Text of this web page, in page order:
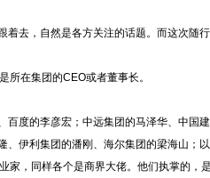
着去，自然是各方关注的话题。而这次随
所在集团的CEO或者董事长。
百度的李彦宏；中远集团的马泽华、中
、伊利集团的潘刚、海尔集团的梁海山；
家，同样各个是商界大佬。他们执掌的，